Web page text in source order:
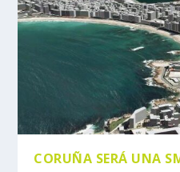
CORUÑA SERÁ UNA